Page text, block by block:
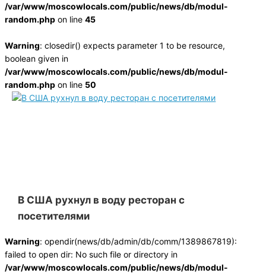
/var/www/moscowlocals.com/public/news/db/modul-
random.phpon line 45
Warning: closedir() expects parameter 1 to be resource,
boolean given in
/var/www/moscowlocals.com/public/news/db/modul-
random.phpon line 50
В США рухнул в воду ресторан с
посетителями
Warning: opendir(news/db/admin/db/comm/1389867819):
failed to open dir: No such file or directory in
/var/www/moscowlocals.com/public/news/db/modul-